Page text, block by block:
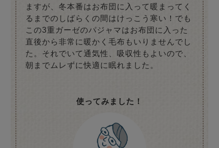
ますが、冬本番はお布団に入って暖まってく
るまでのしばらくの間はけっこう寒い！でも
この3重ガーゼのパジャマはお布団に入った
直後から非常に暖かく毛布もいりませんでし
た。それでいて通気性、吸収性もよいので、
朝までムレずに快適に眠れました。
使ってみました！